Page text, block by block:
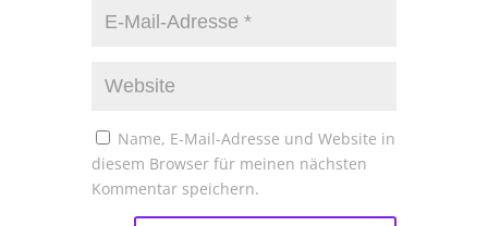
Name, E-Mail-Adresse und Website in
diesem Browser für meinen nächsten
Kommentar speichern.